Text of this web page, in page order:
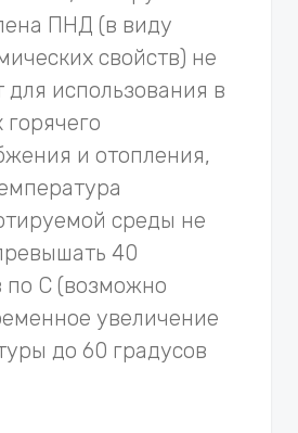
ПНД (в виду
свойств) не
для использования в
горячего
и отопления,
среды не
40
по С (возможно
увеличение
до 60 градусов